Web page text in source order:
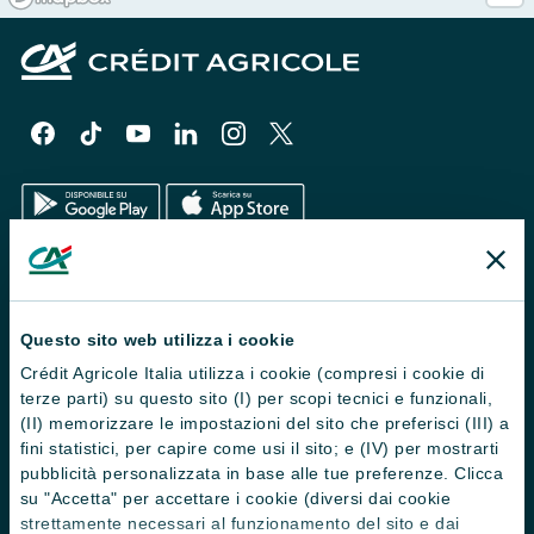
Questo sito web utilizza i cookie
Crédit Agricole Italia utilizza i cookie (compresi i cookie di
terze parti) su questo sito (I) per scopi tecnici e funzionali,
(II) memorizzare le impostazioni del sito che preferisci (III) a
fini statistici, per capire come usi il sito; e (IV) per mostrarti
pubblicità personalizzata in base alle tue preferenze. Clicca
su "Accetta" per accettare i cookie (diversi dai cookie
strettamente necessari al funzionamento del sito e dai
Trova filiali
Contattaci
Domande frequenti
Successioni
Servizi e pagamenti digitali